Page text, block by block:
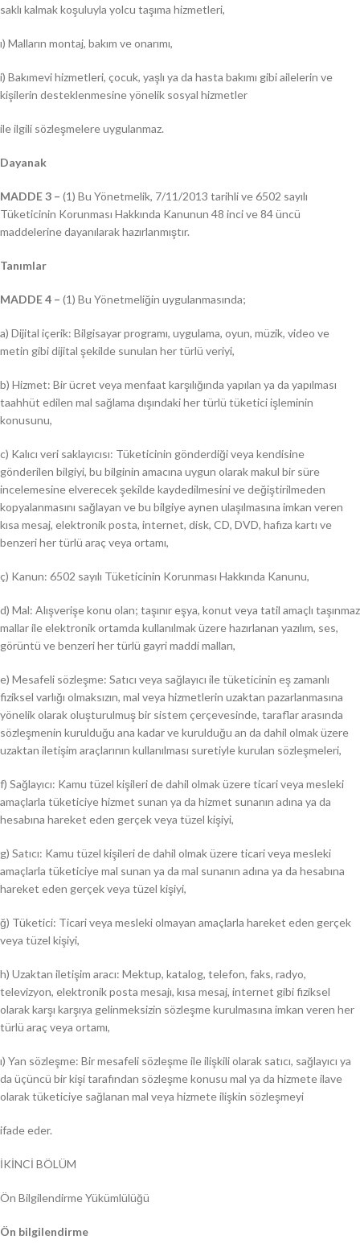
saklı kalmak koşuluyla yolcu taşıma hizmetleri,
ı) Malların montaj, bakım ve onarımı,
i) Bakımevi hizmetleri, çocuk, yaşlı ya da hasta bakımı gibi ailelerin ve
kişilerin desteklenmesine yönelik sosyal hizmetler
ile ilgili sözleşmelere uygulanmaz.
Dayanak
MADDE 3 – (1) Bu Yönetmelik, 7/11/2013 tarihli ve 6502 sayılı
Tüketicinin Korunması Hakkında Kanunun 48 inci ve 84 üncü
maddelerine dayanılarak hazırlanmıştır.
Tanımlar
MADDE 4 – (1) Bu Yönetmeliğin uygulanmasında;
a) Dijital içerik: Bilgisayar programı, uygulama, oyun, müzik, video ve
metin gibi dijital şekilde sunulan her türlü veriyi,
b) Hizmet: Bir ücret veya menfaat karşılığında yapılan ya da yapılması
taahhüt edilen mal sağlama dışındaki her türlü tüketici işleminin
konusunu,
c) Kalıcı veri saklayıcısı: Tüketicinin gönderdiği veya kendisine
gönderilen bilgiyi, bu bilginin amacına uygun olarak makul bir süre
incelemesine elverecek şekilde kaydedilmesini ve değiştirilmeden
kopyalanmasını sağlayan ve bu bilgiye aynen ulaşılmasına imkan veren
kısa mesaj, elektronik posta, internet, disk, CD, DVD, hafıza kartı ve
benzeri her türlü araç veya ortamı,
ç) Kanun: 6502 sayılı Tüketicinin Korunması Hakkında Kanunu,
d) Mal: Alışverişe konu olan; taşınır eşya, konut veya tatil amaçlı taşınmaz
mallar ile elektronik ortamda kullanılmak üzere hazırlanan yazılım, ses,
görüntü ve benzeri her türlü gayri maddi malları,
e) Mesafeli sözleşme: Satıcı veya sağlayıcı ile tüketicinin eş zamanlı
fiziksel varlığı olmaksızın, mal veya hizmetlerin uzaktan pazarlanmasına
yönelik olarak oluşturulmuş bir sistem çerçevesinde, taraflar arasında
sözleşmenin kurulduğu ana kadar ve kurulduğu an da dahil olmak üzere
uzaktan iletişim araçlarının kullanılması suretiyle kurulan sözleşmeleri,
f) Sağlayıcı: Kamu tüzel kişileri de dahil olmak üzere ticari veya mesleki
amaçlarla tüketiciye hizmet sunan ya da hizmet sunanın adına ya da
hesabına hareket eden gerçek veya tüzel kişiyi,
g) Satıcı: Kamu tüzel kişileri de dahil olmak üzere ticari veya mesleki
amaçlarla tüketiciye mal sunan ya da mal sunanın adına ya da hesabına
hareket eden gerçek veya tüzel kişiyi,
ğ) Tüketici: Ticari veya mesleki olmayan amaçlarla hareket eden gerçek
veya tüzel kişiyi,
h) Uzaktan iletişim aracı: Mektup, katalog, telefon, faks, radyo,
televizyon, elektronik posta mesajı, kısa mesaj, internet gibi fiziksel
olarak karşı karşıya gelinmeksizin sözleşme kurulmasına imkan veren her
türlü araç veya ortamı,
ı) Yan sözleşme: Bir mesafeli sözleşme ile ilişkili olarak satıcı, sağlayıcı ya
da üçüncü bir kişi tarafından sözleşme konusu mal ya da hizmete ilave
olarak tüketiciye sağlanan mal veya hizmete ilişkin sözleşmeyi
ifade eder.
İKİNCİ BÖLÜM
Ön Bilgilendirme Yükümlülüğü
Ön bilgilendirme